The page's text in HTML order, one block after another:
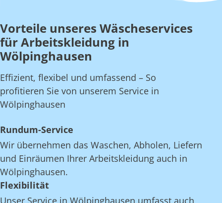
Vorteile unseres Wäscheservices
für Arbeitskleidung in
Wölpinghausen
Effizient, flexibel und umfassend – So
profitieren Sie von unserem Service in
Wölpinghausen
Rundum-Service
Wir übernehmen das Waschen, Abholen, Liefern
und Einräumen Ihrer Arbeitskleidung auch in
Wölpinghausen.
Flexibilität